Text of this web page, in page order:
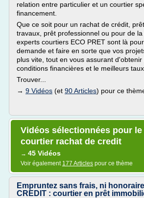
relation entre particulier et un courtier
financement.
Que ce soit pour un rachat de crédit,
travaux, prêt professionnel ou pour de
experts courtiers ECO PRET sont là
demande et faire en sorte que vos
plus vite, tout en vous assurant
conditions financières et le meilleurs
Trouver...
→ 9 Vidéos (et 90 Articles) pour ce
Vidéos sélectionnées pour le
courtier rachat de credit
→ 45 Vidéos
Voir également 177 Articles pour ce thème
Empruntez sans frais, ni
CREDIT : courtier en prêt